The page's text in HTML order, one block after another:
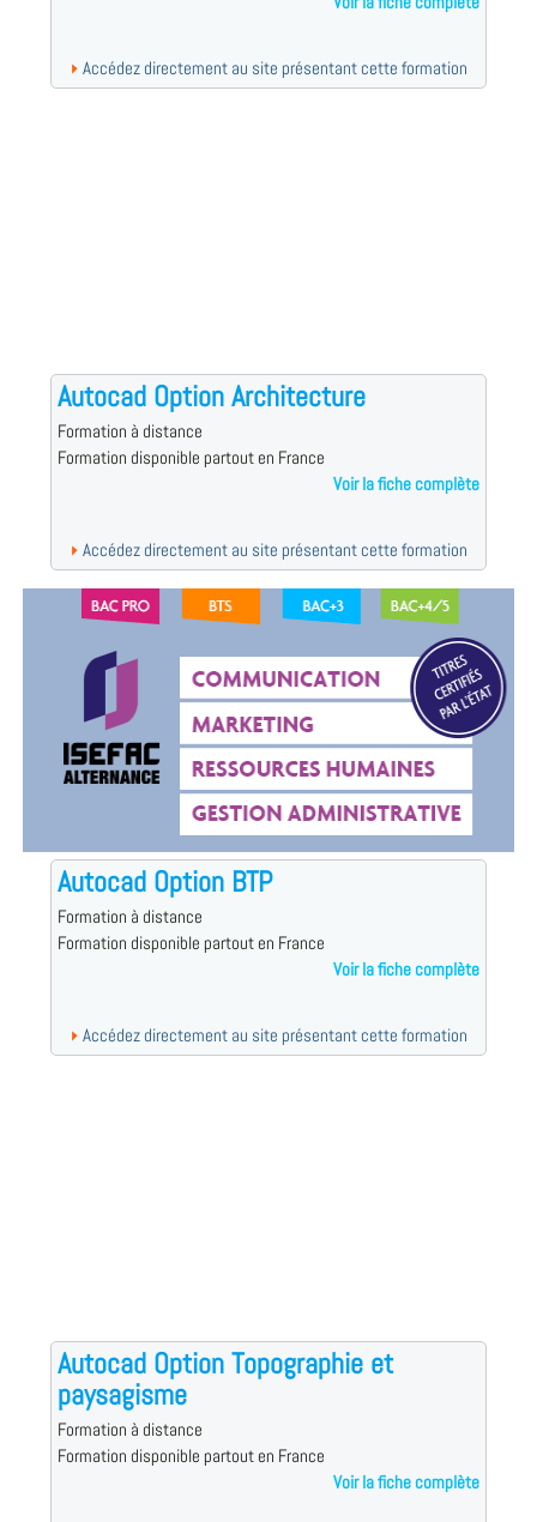
Accédez directement au site présentant cette formation
Autocad Option Architecture
Formation à distance
Formation disponible partout en France
Voir la fiche complète
Accédez directement au site présentant cette formation
Autocad Option BTP
Formation à distance
Formation disponible partout en France
Voir la fiche complète
Accédez directement au site présentant cette formation
Autocad Option Topographie et
paysagisme
Formation à distance
Formation disponible partout en France
Voir la fiche complète